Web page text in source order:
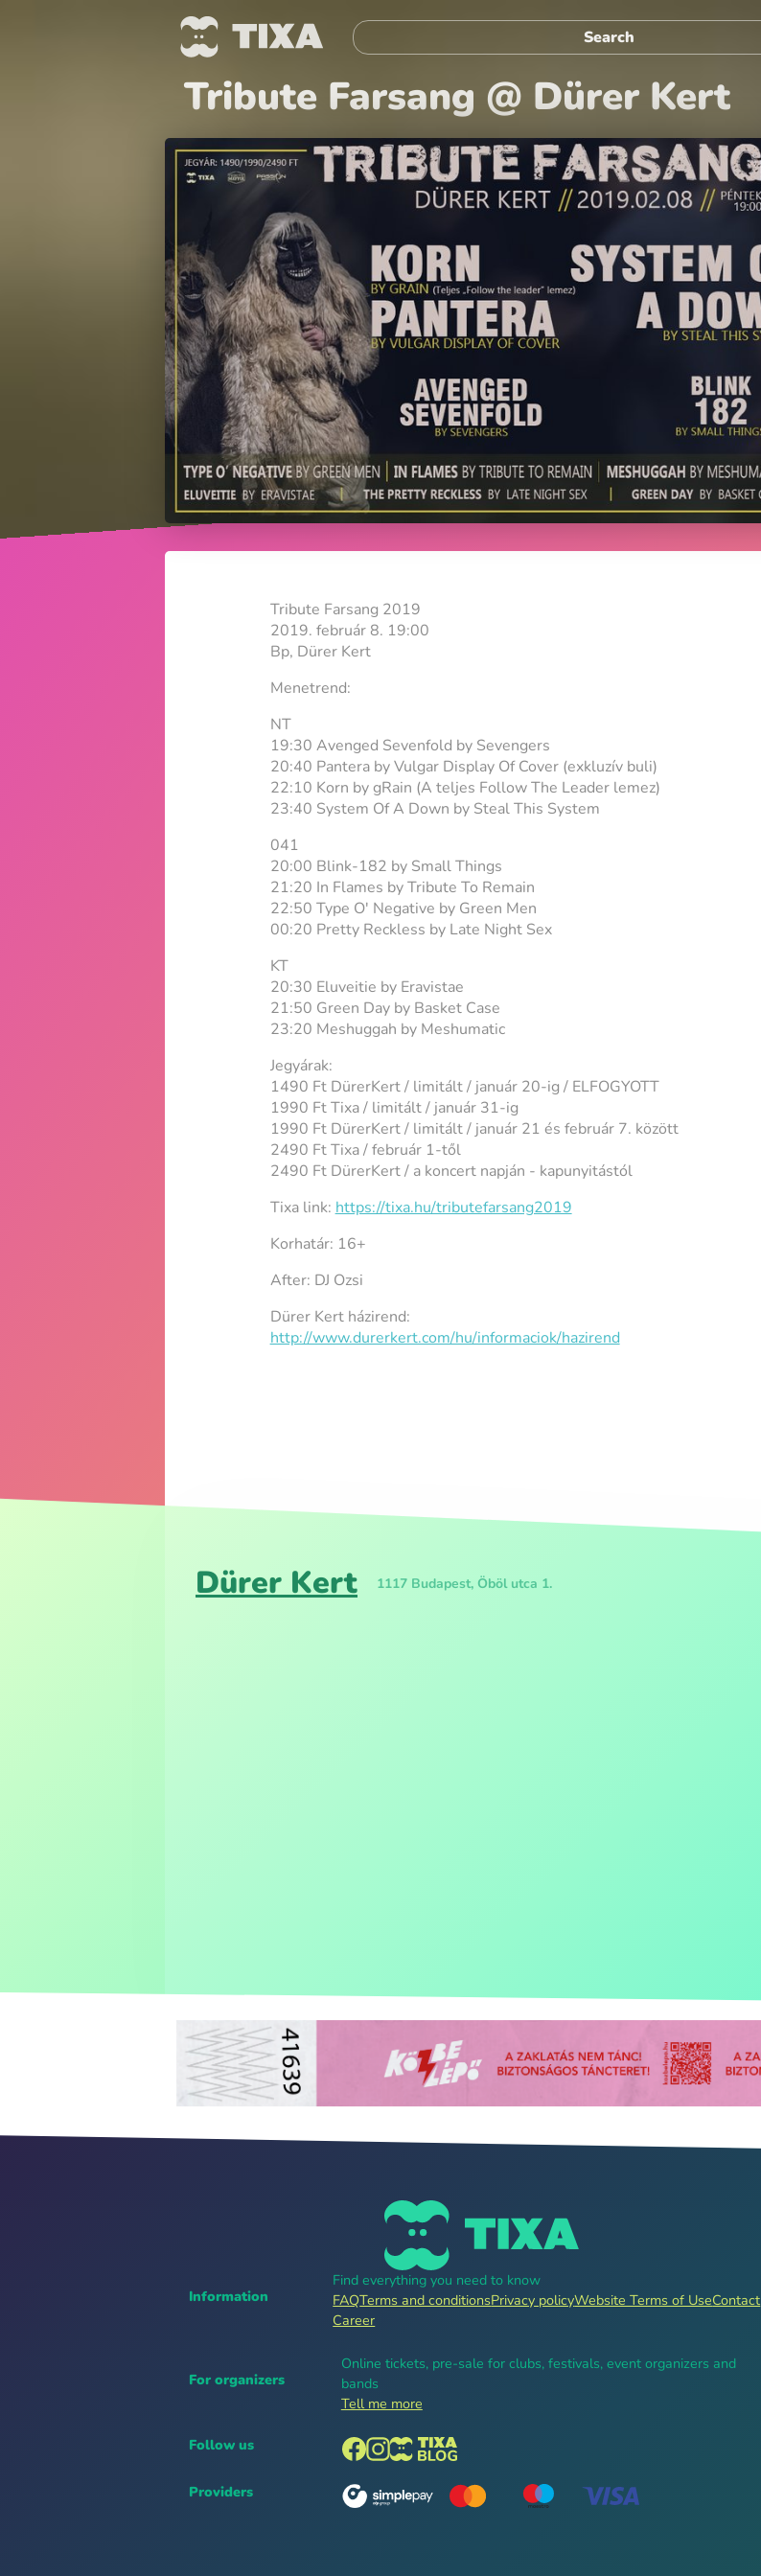
Tribute Farsang @ Dürer Kert
Tribute Farsang 2019
2019. február 8. 19:00
Bp, Dürer Kert
Menetrend:
NT
19:30 Avenged Sevenfold by Sevengers
20:40 Pantera by Vulgar Display Of Cover (exkluzív buli)
22:10 Korn by gRain (A teljes Follow The Leader lemez)
23:40 System Of A Down by Steal This System
041
20:00 Blink-182 by Small Things
21:20 In Flames by Tribute To Remain
22:50 Type O' Negative by Green Men
00:20 Pretty Reckless by Late Night Sex
KT
20:30 Eluveitie by Eravistae
21:50 Green Day by Basket Case
23:20 Meshuggah by Meshumatic
Jegyárak:
1490 Ft DürerKert / limitált / január 20-ig / ELFOGYOTT
1990 Ft Tixa / limitált / január 31-ig
1990 Ft DürerKert / limitált / január 21 és február 7. között
2490 Ft Tixa / február 1-től
2490 Ft DürerKert / a koncert napján - kapunyitástól
Tixa link: https://tixa.hu/tributefarsang2019
Korhatár: 16+
After: DJ Ozsi
Dürer Kert házirend:
http://www.durerkert.com/hu/informaciok/hazirend
Dürer Kert 1117 Budapest, Öböl utca 1.
Information
Find everything you need to know
FAQTerms and conditionsPrivacy policyWebsite Terms of UseContact
Career
For organizers
Online tickets, pre-sale for clubs, festivals, event organizers and
bands
Tell me more
Follow us
Providers